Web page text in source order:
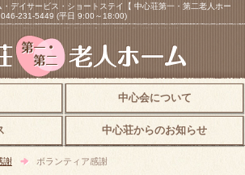
デイサービス・ショートステイ【 中心荘第一・第二老人ホー
231-5449 (平日 9:00～18:00)
中心会について
中心荘からのお知らせ
謝 ボランティア感謝